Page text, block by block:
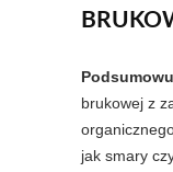
brukowej z
jak smary